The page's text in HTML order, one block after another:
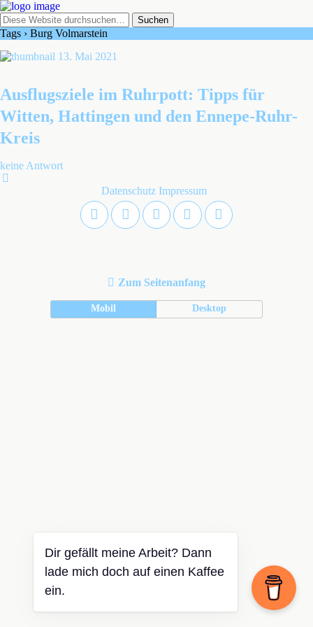
Tags › Burg Volmarstein
13. Mai 2021
Ausflugsziele im Ruhrpott: Tipps für
Witten, Hattingen und den Ennepe-Ruhr-
Kreis
keine Antwort
Datenschutz Impressum
Zum Seitenanfang
Mobil Desktop
Dir gefällt meine Arbeit? Dann
lade mich doch auf einen Kaffee
ein.